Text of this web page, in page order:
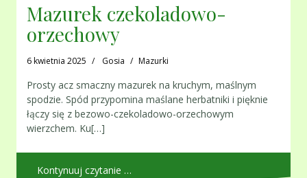
Mazurek czekoladowo-
orzechowy
6 kwietnia 2025 Gosia Mazurki
Prosty acz smaczny mazurek na kruchym, maślnym
spodzie. Spód przypomina maślane herbatniki i pięknie
łączy się z bezowo-czekoladowo-orzechowym
wierzchem. Ku[…]
Kontynuuj czytanie …